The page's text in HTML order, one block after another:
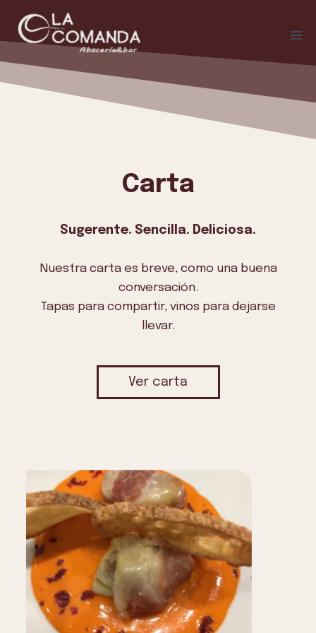
contenido
Carta
Sugerente. Sencilla. Deliciosa.
Nuestra carta es breve, como una buena
conversación.
Tapas para compartir, vinos para dejarse
llevar.
Ver carta